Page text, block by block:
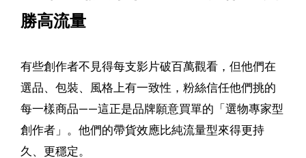
勝高流量
有些創作者不見得每支影片破百萬觀看，但他們在
選品、包裝、風格上有一致性，粉絲信任他們挑的
每一樣商品——這正是品牌願意買單的「選物專家型
創作者」。他們的帶貨效應比純流量型來得更持
久、更穩定。